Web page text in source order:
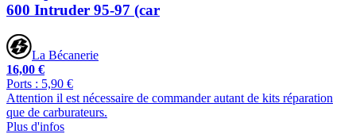
600 Intruder 95-97 (car
La Bécanerie
16,00 €
Ports : 5,90 €
Attention il est nécessaire de commander autant de kits réparation
que de carburateurs.
Plus d'infos